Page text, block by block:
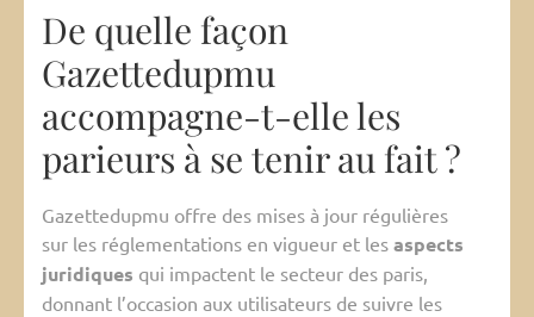
De quelle façon
Gazettedupmu
accompagne-t-elle les
parieurs à se tenir au fait ?
Gazettedupmu offre des mises à jour régulières
sur les réglementations en vigueur et les aspects
juridiques qui impactent le secteur des paris,
donnant l’occasion aux utilisateurs de suivre les